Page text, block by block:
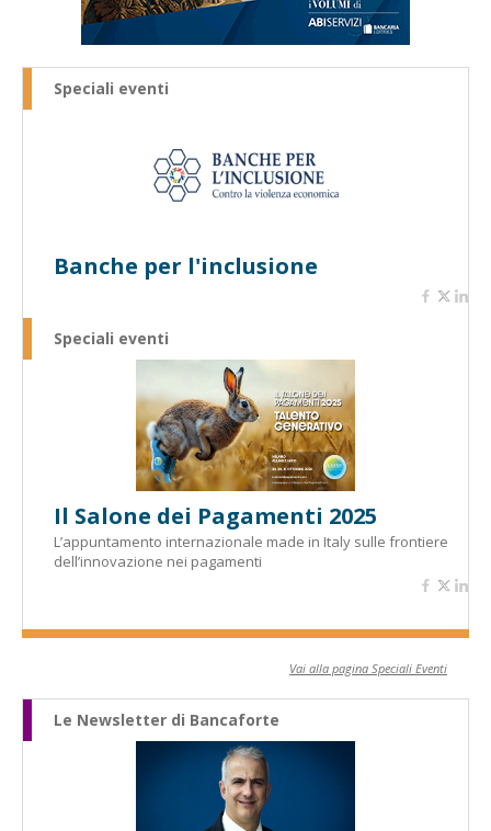
Speciali eventi
Banche per l'inclusione
Speciali eventi
Il Salone dei Pagamenti 2025
L’appuntamento internazionale made in Italy sulle frontiere
dell’innovazione nei pagamenti
Vai alla pagina Speciali Eventi
Le Newsletter di Bancaforte